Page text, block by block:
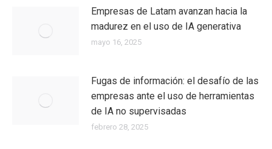
Empresas de Latam avanzan hacia la
madurez en el uso de IA generativa
mayo 16, 2025
Fugas de información: el desafío de las
empresas ante el uso de herramientas
de IA no supervisadas
febrero 28, 2025